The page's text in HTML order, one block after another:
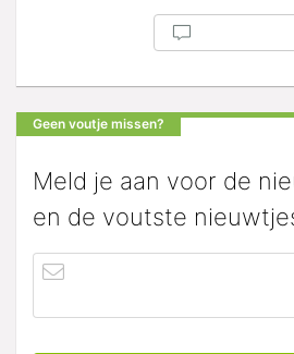
Geen voutje missen?
Meld je aan voor de
en de voutste